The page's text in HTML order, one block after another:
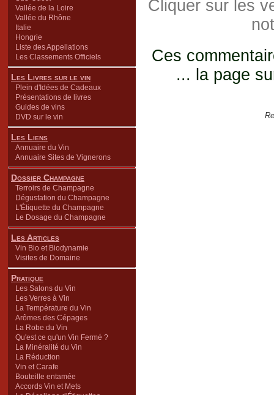
Vallée de la Loire
Vallée du Rhône
Italie
Hongrie
Liste des Appellations
Les Classements Officiels
Les Livres sur le vin
Plein d'Idées de Cadeaux
Présentations de livres
Guides de vins
DVD sur le vin
Les Liens
Annuaire du Vin
Annuaire Sites de Vignerons
Dossier Champagne
Terroirs de Champagne
Dégustation du Champagne
L'Étiquette du Champagne
Le Dosage du Champagne
Les Articles
Vin Bio et Biodynamie
Visites de Domaine
Pratique
Les Salons du Vin
Les Verres à Vin
La Température du Vin
Arômes des Cépages
La Robe du Vin
Qu'est ce qu'un Vin Fermé ?
La Minéralité du Vin
La Réduction
Vin et Carafe
Bouteille entamée
Accords Vin et Mets
Cliquer sur les
Ces
... la page